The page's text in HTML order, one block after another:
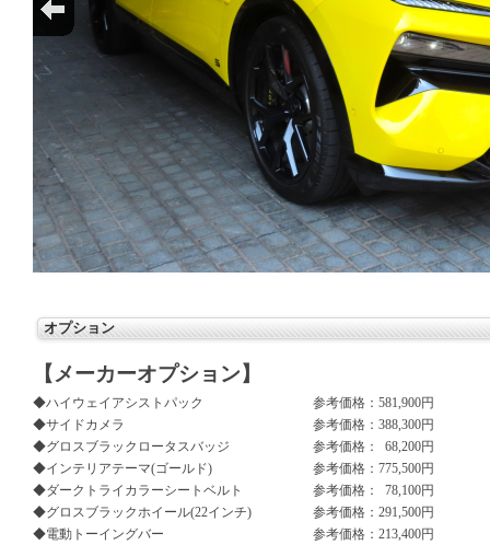
オプション
【メーカーオプション】
◆ハイウェイアシストパック 参考価格： 581,900円
◆サイドカメラ
参考価格： 388,300円
◆グロスブラックロータスバッジ
参考価格：
68,200円
◆インテリアテーマ(ゴールド)
参考価格： 775,500円
◆ダークトライカラーシートベルト
参考価格：
78,100円
◆グロスブラックホイール(22インチ)
参考価格： 291,500円
◆電動トーイングバー
参考価格： 213,400円